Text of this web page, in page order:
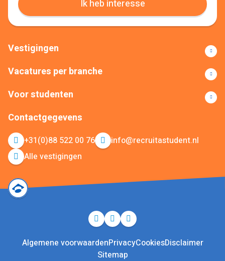
Ik heb interesse
Vestigingen
Vacatures per branche
Voor studenten
Contactgegevens
+31(0)88 522 00 76
info@recruitastudent.nl
Alle vestigingen
Algemene voorwaardenPrivacyCookiesDisclaimer
Sitemap